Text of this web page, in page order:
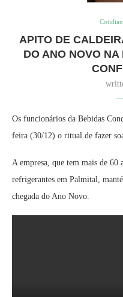
APITO DE
DO ANO NOVO
Os funcionários da Bebidas
feira (30/12) o ritual de fazer
A empresa, que tem mais de 60
refrigerantes em Palmital,
chegada do Ano Novo.